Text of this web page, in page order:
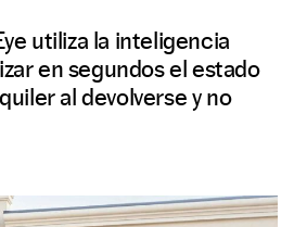
utiliza la inteligencia
en segundos el estado
al devolverse y no